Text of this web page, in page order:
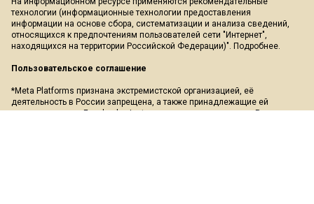
технологии (информационные технологии предоставления
информации на основе сбора, систематизации и анализа сведений,
относящихся к предпочтениям пользователей сети "Интернет",
находящихся на территории Российской Федерации)". Подробнее.
Пользовательское соглашение
*Meta Platforms признана экстремистской организацией, её
деятельность в России запрещена, а также принадлежащие ей
социальные сети Facebook и Instagram так же запрещены в России.